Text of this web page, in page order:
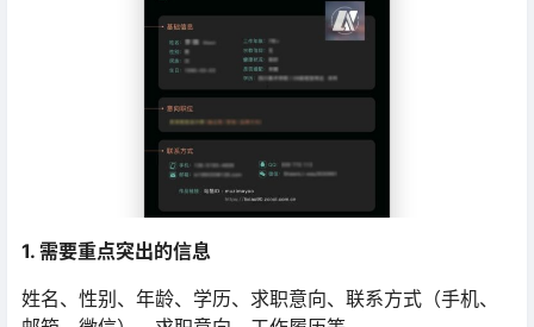
1. 需要重点突出的信息
姓名、性别、年龄、学历、求职意向、联系方式（手机、